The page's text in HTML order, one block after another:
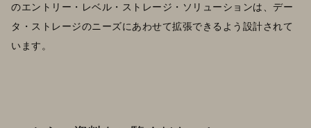
のエントリー・レベル・ストレージ・ソリューションは、デー
タ・ストレージのニーズにあわせて拡張できるよう設計されて
います。